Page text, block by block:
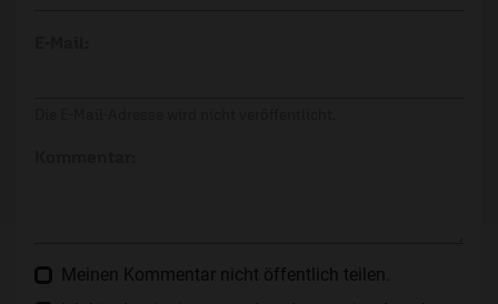
Meinen Kommentar nicht öffentlich teilen.